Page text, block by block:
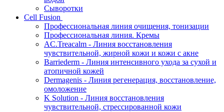
Сыворотки
Cell Fusion
Профессиональная линия очищения, тонизации
Профессиональная линия. Кремы
AC.Treacalm - Линия восстановления
чувствительной, жирной кожи и кожи с акне
Barriederm - Линия интенсивного ухода за сухой и
атопичной кожей
Dermagenis - Линия регенерация, восстановление,
омоложение
K Solution - Линия восстановления
чувствительной, стрессированной кожи